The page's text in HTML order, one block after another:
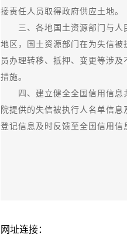
接责任人员取得政府供应土地。
三、各地国土资源部门与人民
地区，国土资源部门在为失信
员办理转移、抵押、变更等涉
措施。
四、建立健全全国信用信息共
院提供的失信被执行人名单信
登记信息及时反馈至全国信用信
网址连接：